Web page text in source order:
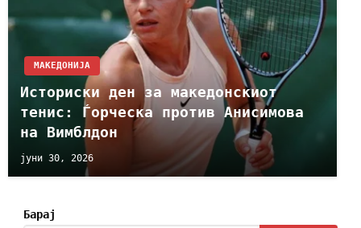
МАКЕДОНИЈА
Историски ден за македонскиот
тенис: Ѓорческа против Анисимова
на Вимблдон
јуни 30, 2026
Барај